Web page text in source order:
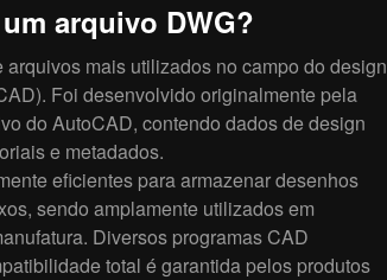
arquivo DWG?
arquivos mais utilizados no campo do design
Foi desenvolvido originalmente pela
do AutoCAD, contendo dados de design
e metadados.
eficientes para armazenar desenhos
sendo amplamente utilizados em
Diversos programas CAD
total é garantida pelos produtos